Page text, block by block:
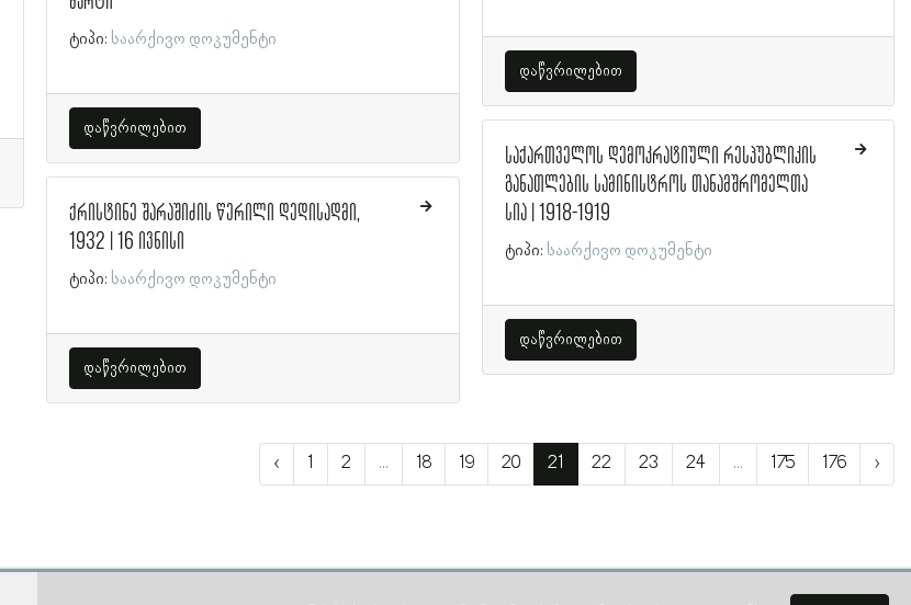
ტიპი: საარქივო დოკუმენტი
დაწვრილებით
ქრისტინე შარაშიძის წერილი დედისადმი,
1932 | 16 ივნისი
ტიპი: საარქივო დოკუმენტი
დაწვრილებით
დაწვრილებით
საქართველოს დემოკრატიული რესპუბლიკის
განათლების სამინისტროს თანამშრომელთა
სია | 1918-1919
ტიპი: საარქივო დოკუმენტი
დაწვრილებით
‹ 1 2 ... 18 19 20 21 22 23 24 ... 175 176 ›